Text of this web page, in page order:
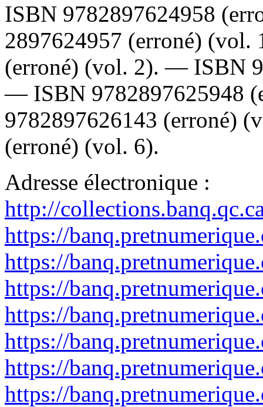
ISBN 9782897624958
2897624957 (erroné)
(erroné) (vol. 2). — ISBN
— ISBN 9782897625948
9782897626143 (erroné)
(erroné) (vol. 6).
Adresse électronique :
http://
https://
https://
https://
https://
https://
https://
https://